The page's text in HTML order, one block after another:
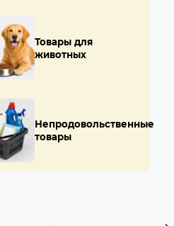
Товары для
животных
Непродовольственные
товары